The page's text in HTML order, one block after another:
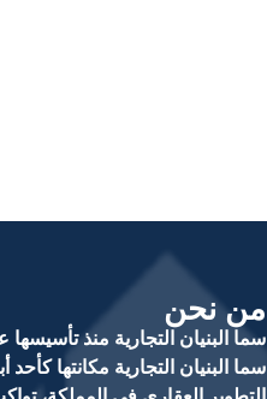
من نحن
سما البنيان التجارية مكانتها